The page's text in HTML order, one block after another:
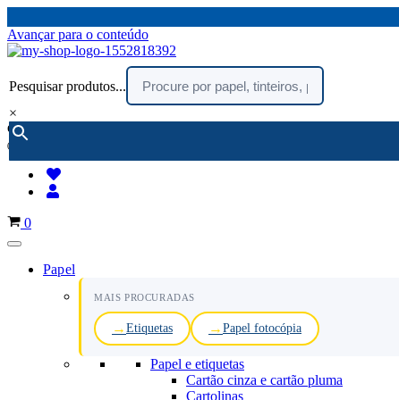
Avançar para o conteúdo
Pesquisar produtos...
×
encomendar por telefone :
(chamada rede fixa nacional)
Carrinho
0
Papel
MAIS PROCURADAS
Etiquetas Papel fotocópia
Papel e etiquetas
Cartão cinza e cartão pluma
Cartolinas